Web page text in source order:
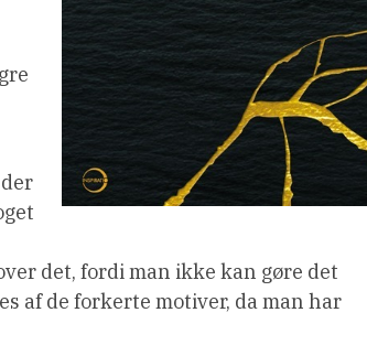
det, fordi man ikke kan gøre det
af de forkerte motiver, da man har